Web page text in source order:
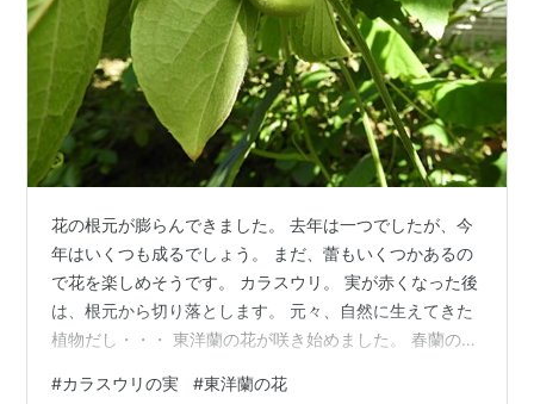
花の根元が膨らんできました。 去年は一つでしたが、今
年はいくつも成るでしょう。 まだ、蕾もいくつかあるの
で花を楽しめそうです。 カラスウリ。 実が赤くなった後
は、根元から切り落とします。 元々、自然に生えてきた
植物だし・・・ 東洋蘭の花が咲き始めました。 春蘭のよ
#カラスウリの実 #東洋蘭の花